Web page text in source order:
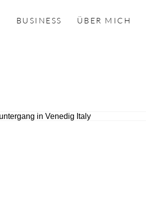
BUSINESS ÜBER MICH